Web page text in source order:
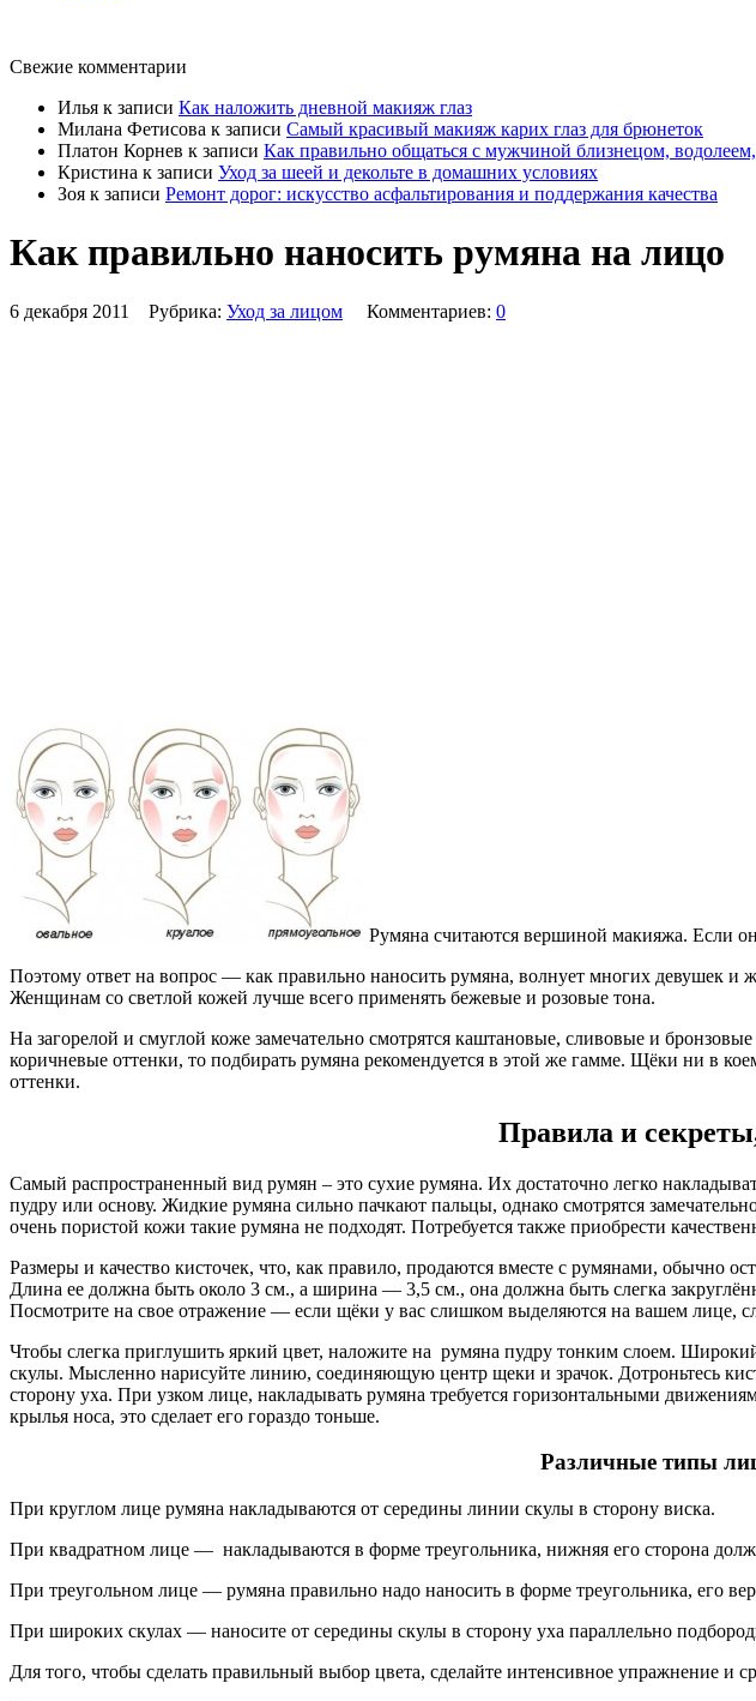
Свежие комментарии
Илья к записи Как наложить дневной макияж глаз
Милана Фетисова к записи Самый красивый макияж карих глаз для брюнеток
Платон Корнев к записи Как правильно общаться с мужчиной близнецом,
Кристина к записи Уход за шеей и декольте в домашних условиях
Зоя к записи Ремонт дорог: искусство асфальтирования и поддержания качества
Как правильно наносить румяна на лицо
6 декабря 2011 Рубрика: Уход за лицом Комментариев: 0
Румяна считаются вершиной макияжа. Если
Поэтому ответ на вопрос — как правильно наносить румяна, волнует многих девушек
Женщинам со светлой кожей лучше всего применять бежевые и розовые тона.
На загорелой и смуглой коже замечательно смотрятся каштановые, сливовые и
коричневые оттенки, то подбирать румяна рекомендуется в этой же гамме. Щёки ни в
оттенки.
Правила и
Самый распространенный вид румян – это сухие румяна. Их достаточно легко
пудру или основу. Жидкие румяна сильно пачкают пальцы, однако смотрятся
очень пористой кожи такие румяна не подходят. Потребуется также приобрести
Размеры и качество кисточек, что, как правило, продаются вместе с румянами, обычно
Длина ее должна быть около 3 см., а ширина — 3,5 см., она должна быть слегка
Посмотрите на свое отражение — если щёки у вас слишком выделяются на вашем лице,
Чтобы слегка приглушить яркий цвет, наложите на румяна пудру тонким слоем.
скулы. Мысленно нарисуйте линию, соединяющую центр щеки и зрачок. Дотроньтесь
сторону уха. При узком лице, накладывать румяна требуется горизонтальными
крылья носа, это сделает его гораздо тоньше.
Различные типы
При круглом лице румяна накладываются от середины линии скулы в сторону виска.
При квадратном лице — накладываются в форме треугольника, нижняя его сторона
При треугольном лице — румяна правильно надо наносить в форме треугольника, его
При широких скулах — наносите от середины скулы в сторону уха параллельно
Для того, чтобы сделать правильный выбор цвета, сделайте интенсивное упражнение